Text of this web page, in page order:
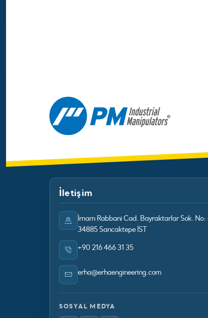
İletişim
İmam Rabbani Cad. Bayraktarlar Sok.
34885 Sancaktepe İST
+90 216 466 31 35
erha@erhaengineering.com
SOSYAL MEDYA